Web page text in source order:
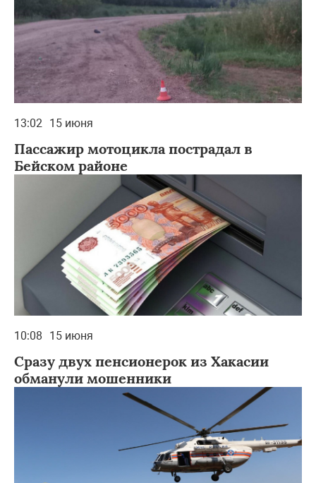
13:02 15 июня
Пассажир мотоцикла пострадал в
Бейском районе
10:08 15 июня
Сразу двух пенсионерок из Хакасии
обманули мошенники